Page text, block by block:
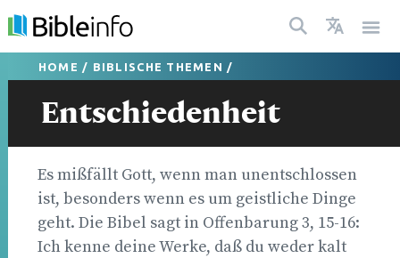
HOME / BIBLISCHE THEMEN /
Entschiedenheit
Es mißfällt Gott, wenn man unentschlossen
ist, besonders wenn es um geistliche Dinge
geht. Die Bibel sagt in Offenbarung 3, 15-16:
Ich kenne deine Werke, daß du weder kalt